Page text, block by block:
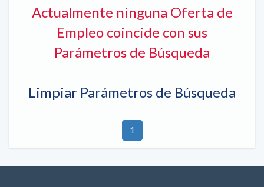
Actualmente ninguna Oferta de
Empleo coincide con sus
Parámetros de Búsqueda
Limpiar Parámetros de Búsqueda
1